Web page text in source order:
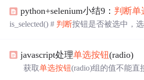
个函数，通过函数返回值判断 哪个按
的是，在Windows中不能一次性获得
中状态，返回 BST_C...
python+selenium小结9： 判断单
is_selected() # 判断按钮是否被选中，
omeOptions() prefs = { 'prof...
javascript处理单选按钮(radio)
获取单选按钮(radio)组的值不能直